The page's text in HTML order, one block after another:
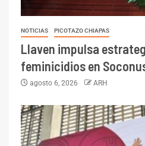
NOTICIAS PICOTAZO CHIAPAS
Llaven impulsa
feminicidios en
agosto 6, 2026 ARH